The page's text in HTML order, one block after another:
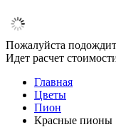
Пожалуйста
Идет расчет
Главная
Цветы
Пион
Красные пионы